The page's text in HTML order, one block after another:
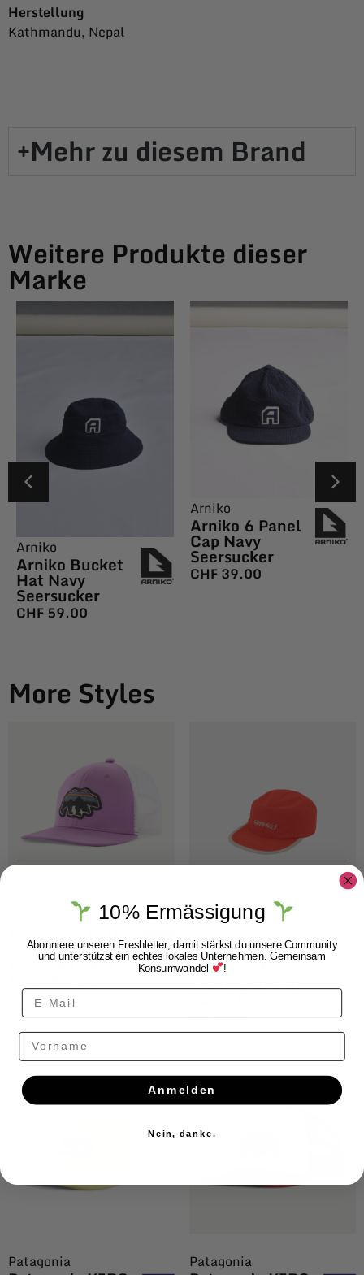
Herstellung
Kathmandu, Nepal
Mehr zu diesem Brand​
Weitere Produkte dieser
Marke
Arniko
Arniko Bucket
Hat Navy
Seersucker
CHF59.00
Arniko
Arniko 6 Panel
Cap Navy
Seersucker
CHF39.00
More Styles
Patagonia KIDS
Trucker Hat Back
For Good Bear
CHF 39.00
Gramicci
Gramicci Kids
Nylon Cap Cap
Burnt Orange
CHF39.00
Patagonia Patagonia
10% Ermässigung
Abonniere unseren Freshletter, damit stärkst du unsere Community
und unterstützst ein echtes lokales Unternehmen. Gemeinsam
Konsumwandel !
Vorname
Anmelden
Nein, danke.